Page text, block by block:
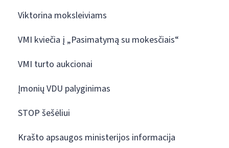
Viktorina moksleiviams
VMI kviečia į „Pasimatymą su mokesčiais“
VMI turto aukcionai
Įmonių VDU palyginimas
STOP šešėliui
Krašto apsaugos ministerijos informacija